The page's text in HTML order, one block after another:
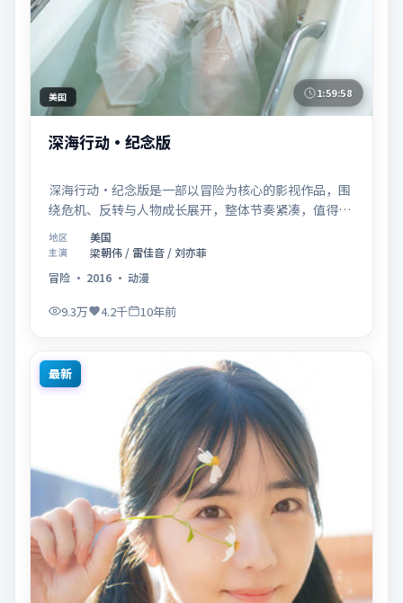
美国 1:59:58
深海行动·纪念版
深海行动·纪念版是一部以冒险为核心的影视作品，围
绕危机、反转与人物成长展开，整体节奏紧凑，值得推
荐观看。
地区 美国
主演
梁朝伟 / 雷佳音 / 刘亦菲
冒险 · 2016 · 动漫
9.3万 4.2千 10年前
最新